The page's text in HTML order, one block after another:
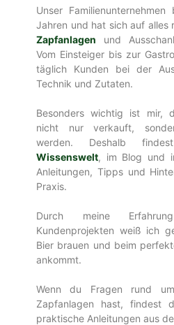
Unser
Jahren und hat sich auf alles
Zapfanlagen und
Vom Einsteiger bis zur
täglich Kunden bei der
Technik und Zutaten.
Besonders wichtig ist mir,
nicht nur verkauft,
werden. Deshalb
Wissenswelt, im Blog und
Anleitungen, Tipps und
Praxis.
Durch meine
Kundenprojekten weiß ich
Bier brauen und beim
ankommt.
Wenn du Fragen rund
Zapfanlagen hast, findest
praktische Anleitungen aus